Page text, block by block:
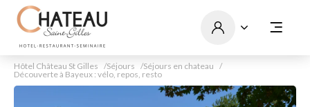
Hôtel Château St Gilles Séjours
Séjours en chateau
Découverte à Bayeux : vélo, repos, resto